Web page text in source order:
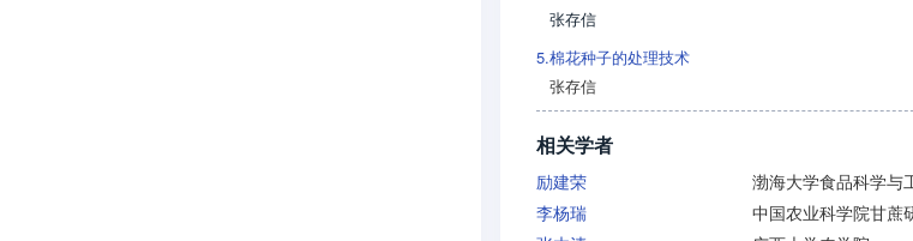
张存信
5.棉花种子的处理技术
张存信
相关学者
励建荣
李杨瑞